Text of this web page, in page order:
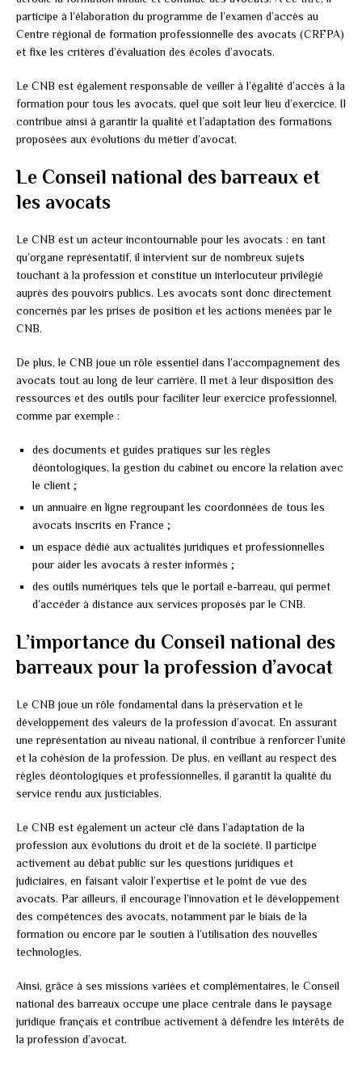
participe à l’élaboration du programme de l’examen d’accès au
Centre régional de formation professionnelle des avocats (CRFPA)
et fixe les critères d’évaluation des écoles d’avocats.
Le CNB est également responsable de veiller à l’égalité d’accès à la
formation pour tous les avocats, quel que soit leur lieu d’exercice. Il
contribue ainsi à garantir la qualité et l’adaptation des formations
proposées aux évolutions du métier d’avocat.
Le Conseil national des barreaux et
les avocats
Le CNB est un acteur incontournable pour les avocats : en tant
qu’organe représentatif, il intervient sur de nombreux sujets
touchant à la profession et constitue un interlocuteur privilégié
auprès des pouvoirs publics. Les avocats sont donc directement
concernés par les prises de position et les actions menées par le
CNB.
De plus, le CNB joue un rôle essentiel dans l’accompagnement des
avocats tout au long de leur carrière. Il met à leur disposition des
ressources et des outils pour faciliter leur exercice professionnel,
comme par exemple :
des documents et guides pratiques sur les règles
déontologiques, la gestion du cabinet ou encore la relation avec
le client ;
un annuaire en ligne regroupant les coordonnées de tous les
avocats inscrits en France ;
un espace dédié aux actualités juridiques et professionnelles
pour aider les avocats à rester informés ;
des outils numériques tels que le portail e-barreau, qui permet
d’accéder à distance aux services proposés par le CNB.
L’importance du Conseil national des
barreaux pour la profession d’avocat
Le CNB joue un rôle fondamental dans la préservation et le
développement des valeurs de la profession d’avocat. En assurant
une représentation au niveau national, il contribue à renforcer l’unité
et la cohésion de la profession. De plus, en veillant au respect des
règles déontologiques et professionnelles, il garantit la qualité du
service rendu aux justiciables.
Le CNB est également un acteur clé dans l’adaptation de la
profession aux évolutions du droit et de la société. Il participe
activement au débat public sur les questions juridiques et
judiciaires, en faisant valoir l’expertise et le point de vue des
avocats. Par ailleurs, il encourage l’innovation et le développement
des compétences des avocats, notamment par le biais de la
formation ou encore par le soutien à l’utilisation des nouvelles
technologies.
Ainsi, grâce à ses missions variées et complémentaires, le Conseil
national des barreaux occupe une place centrale dans le paysage
juridique français et contribue activement à défendre les intérêts de
la profession d’avocat.